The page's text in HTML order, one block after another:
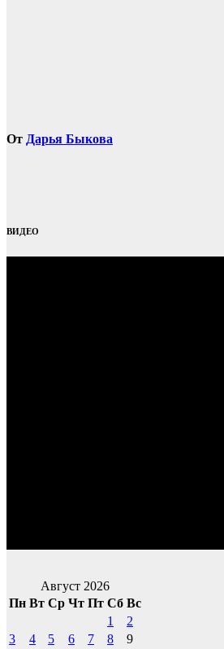
От Дарья Быкова
ВИДЕО
Август 2026
Пн Вт Ср Чт Пт Сб Вс
1
2
3
4 5 6 7 8 9